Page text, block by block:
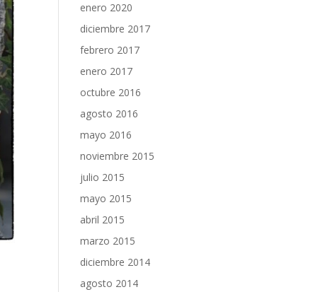
enero 2020
diciembre 2017
febrero 2017
enero 2017
octubre 2016
agosto 2016
mayo 2016
noviembre 2015
julio 2015
mayo 2015
abril 2015
marzo 2015
diciembre 2014
agosto 2014